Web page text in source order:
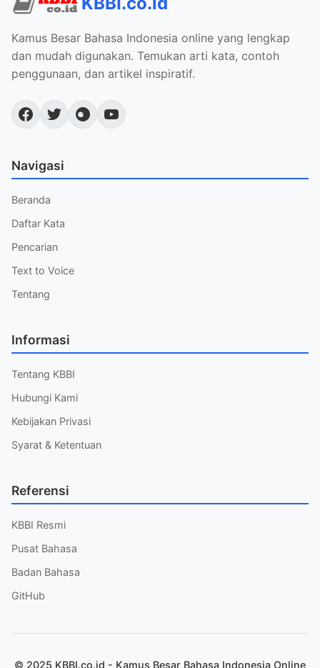
Kamus Besar Bahasa Indonesia online yang lengkap
dan mudah digunakan. Temukan arti kata, contoh
penggunaan, dan artikel inspiratif.
Navigasi
Beranda
Daftar Kata
Pencarian
Text to Voice
Tentang
Informasi
Tentang KBBI
Hubungi Kami
Kebijakan Privasi
Syarat & Ketentuan
Referensi
KBBI Resmi
Pusat Bahasa
Badan Bahasa
GitHub
© 2025 KBBI.co.id - Kamus Besar Bahasa Indonesia Online